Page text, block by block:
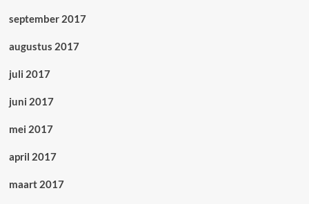
september 2017
augustus 2017
juli 2017
juni 2017
mei 2017
april 2017
maart 2017